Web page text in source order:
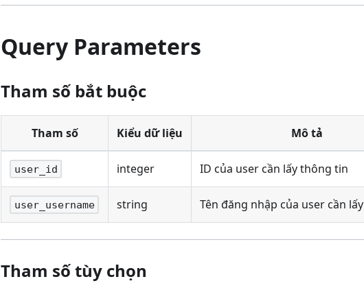
Query Parameters
Tham số bắt buộc
Tham số Kiểu dữ liệu Mô tả
user_id integer ID của user cần lấy thông tin
user_username string Tên đăng nhập của user cần
Tham số tùy chọn